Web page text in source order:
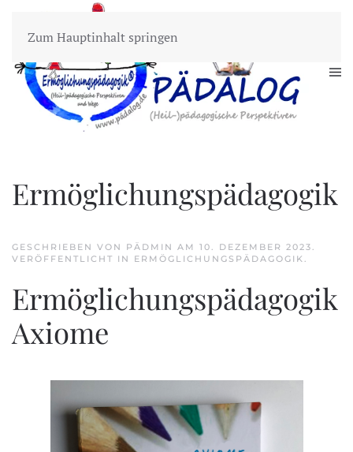
Zum Hauptinhalt springen
Ermöglichungspädagogik
GESCHRIEBEN VON PÄDMIN AM 10. DEZEMBER 2023.
VERÖFFENTLICHT IN ERMÖGLICHUNGSPÄDAGOGIK.
Ermöglichungspädagogik
Axiome